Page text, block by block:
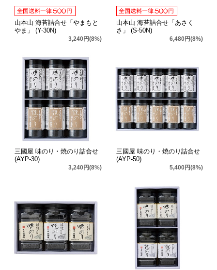
山本山 海苔詰合せ「やまもと
やま」 (Y-30N)
3,240円(8%)
山本山 海苔詰合せ「あさく
さ」 (S-50N)
6,480円(8%)
三國屋 味のり・焼のり詰合せ
(AYP-30)
3,240円(8%)
三國屋 味のり・焼のり詰合せ
(AYP-50)
5,400円(8%)